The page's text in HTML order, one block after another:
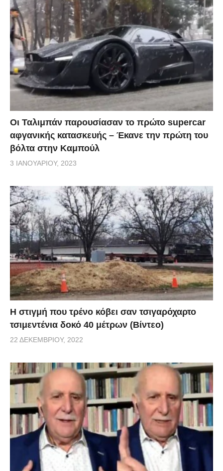
Οι Ταλιμπάν παρουσίασαν το πρώτο supercar
αφγανικής κατασκευής – Έκανε την πρώτη του
βόλτα στην Καμπούλ
3 ΙΑΝΟΥΑΡΊΟΥ, 2023
H στιγμή που τρένο κόβει σαν τσιγαρόχαρτο
τσιμεντένια δοκό 40 μέτρων (Βίντεο)
22 ΔΕΚΕΜΒΡΊΟΥ, 2022